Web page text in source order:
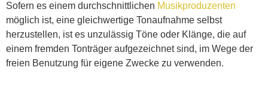
Sofern es einem durchschnittlichen Musikproduzenten
möglich ist, eine gleichwertige Tonaufnahme selbst
herzustellen, ist es unzulässig Töne oder Klänge, die auf
einem fremden Tonträger aufgezeichnet sind, im Wege der
freien Benutzung für eigene Zwecke zu verwenden.